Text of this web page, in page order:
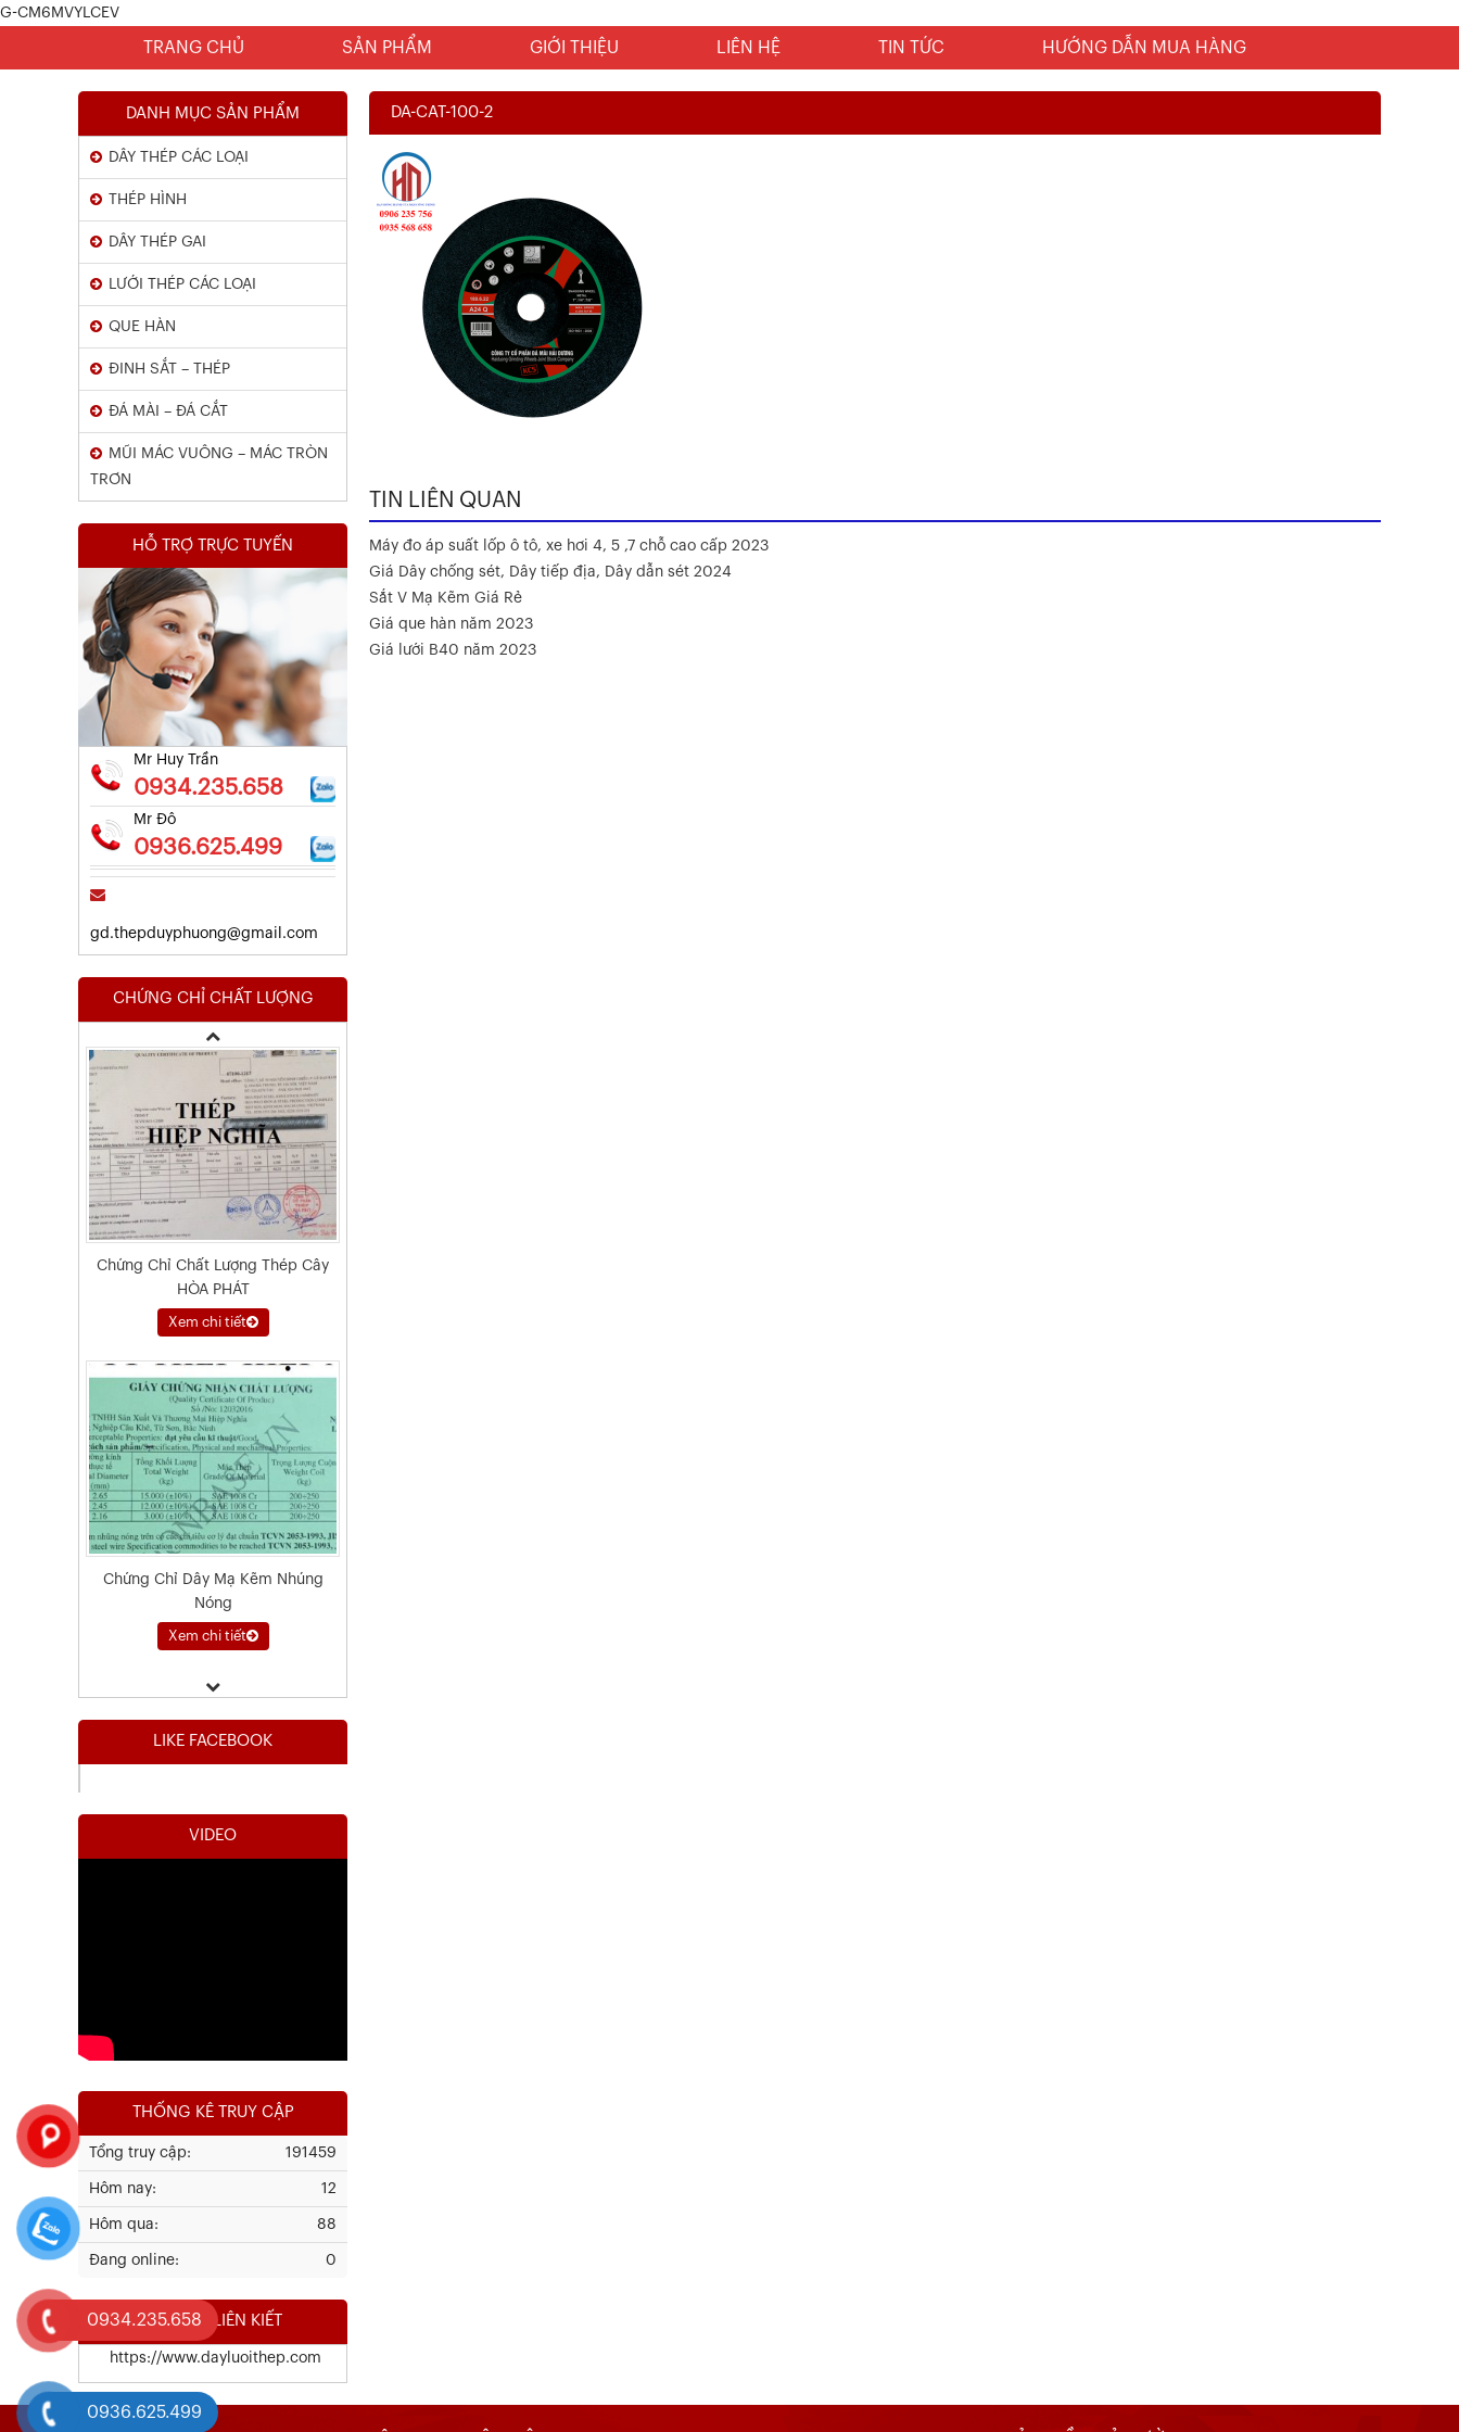
G-CM6MVYLCEV
TRANG CHỦ SẢN PHẨM GIỚI THIỆU LIÊN HỆ TIN TỨC HƯỚNG DẪN MUA HÀNG
DA-CAT-100-2
TIN LIÊN QUAN
Máy đo áp suất lốp ô tô, xe hơi 4, 5 ,7 chỗ cao cấp 2023
Giá Dây chống sét, Dây tiếp địa, Dây dẫn sét 2024
Sắt V Mạ Kẽm Giá Rẻ
Giá que hàn năm 2023
Giá lưới B40 năm 2023
DANH MỤC SẢN PHẨM
DÂY THÉP CÁC LOẠI
THÉP HÌNH
DÂY THÉP GAI
LƯỚI THÉP CÁC LOẠI
QUE HÀN
ĐINH SẮT – THÉP
ĐÁ MÀI – ĐÁ CẮT
MŨI MÁC VUÔNG – MÁC TRÒN
TRƠN
HỖ TRỢ TRỰC TUYẾN
Mr Huy Trần
0934.235.658
Mr Đô
0936.625.499
gd.thepduyphuong@gmail.com
CHỨNG CHỈ CHẤT LƯỢNG
Chứng Chỉ Dây Mạ Kẽm Nhúng
Nóng
Kết Quả Thử Nghiệm Lưới Tô Tường
Xem chi tiết
Kết Quả Thử Nghiệm Lưới Tô Tường
Chứng Chỉ Chất Lượng Thép Cây
HÒA PHÁT
Xem chi tiết
Chứng Chỉ Dây Mạ Kẽm Nhúng
Nóng
Xem chi tiết
Kết Quả Thử Nghiệm Lưới Tô Tường
Xem chi tiết
LIKE FACEBOOK
VIDEO
THỐNG KÊ TRUY CẬP
191459
Tổng truy cập:
12
Hôm nay:
88
Hôm qua:
0
Đang online:
WEBSITE LIÊN KIẾT
https://www.dayluoithep.com
0934.235.658
0936.625.499